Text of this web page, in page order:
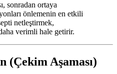
sonradan ortaya
önlemenin en etkili
netleştirmek,
verimli hale getirir.
(Çekim Aşaması)